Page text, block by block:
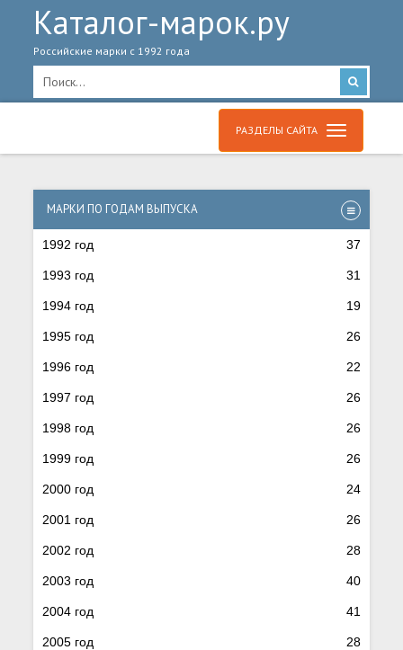
Каталог-марок.ру
Российские марки с 1992 года
РАЗДЕЛЫ САЙТА
МАРКИ ПО ГОДАМ ВЫПУСКА
1992 год 37
1993 год 31
1994 год 19
1995 год 26
1996 год 22
1997 год 26
1998 год 26
1999 год 26
2000 год 24
2001 год 26
2002 год 28
2003 год 40
2004 год 41
2005 год 28